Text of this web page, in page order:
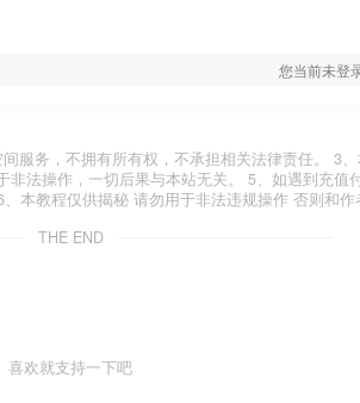
您当前未登
服务，不拥有所有权，不承担相关法律责任。 3
法操作，一切后果与本站无关。 5、如遇到充值
本教程仅供揭秘 请勿用于非法违规操作 否则和
THE END
喜欢就支持一下吧